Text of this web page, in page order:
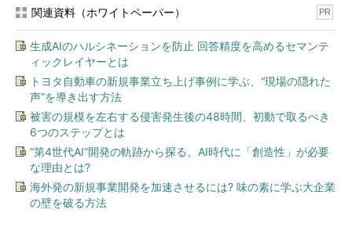
次の画面は追加できる機能の一覧である。「UNIX ベース アプ
リケーション用サブシステム」（SUA）と「Windows システム
リソース マネージャ」の２つが「非推奨」となっているが、こ
れは、Windows Server 2012の次のOSではこれらが廃止される
予定ということを意味している。
関連資料（ホワイトペーパー） PR
生成AIのハルシネーションを防止 回答精度を高めるセマンテ
ィックレイヤーとは
トヨタ自動車の新規事業立ち上げ事例に学ぶ、“現場の隠れた
声”を導き出す方法
被害の規模を左右する侵害発生後の48時間、初動で取るべき
6つのステップとは
“第4世代AI”開発の軌跡から探る、AI時代に「創造性」が必要
な理由とは?
海外発の新規事業開発を加速させるには? 味の素に学ぶ大企業
の壁を破る方法